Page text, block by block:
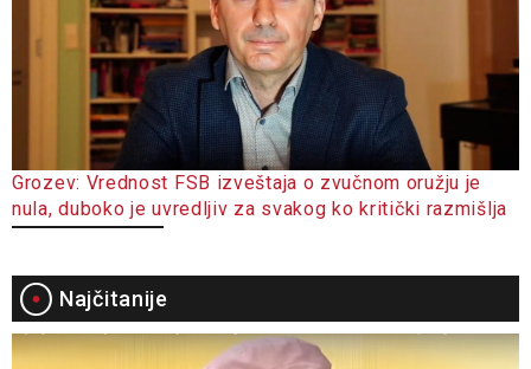
Grozev: Vrednost FSB izveštaja o zvučnom oružju je
nula, duboko je uvredljiv za svakog ko kritički razmišlja
Najčitanije